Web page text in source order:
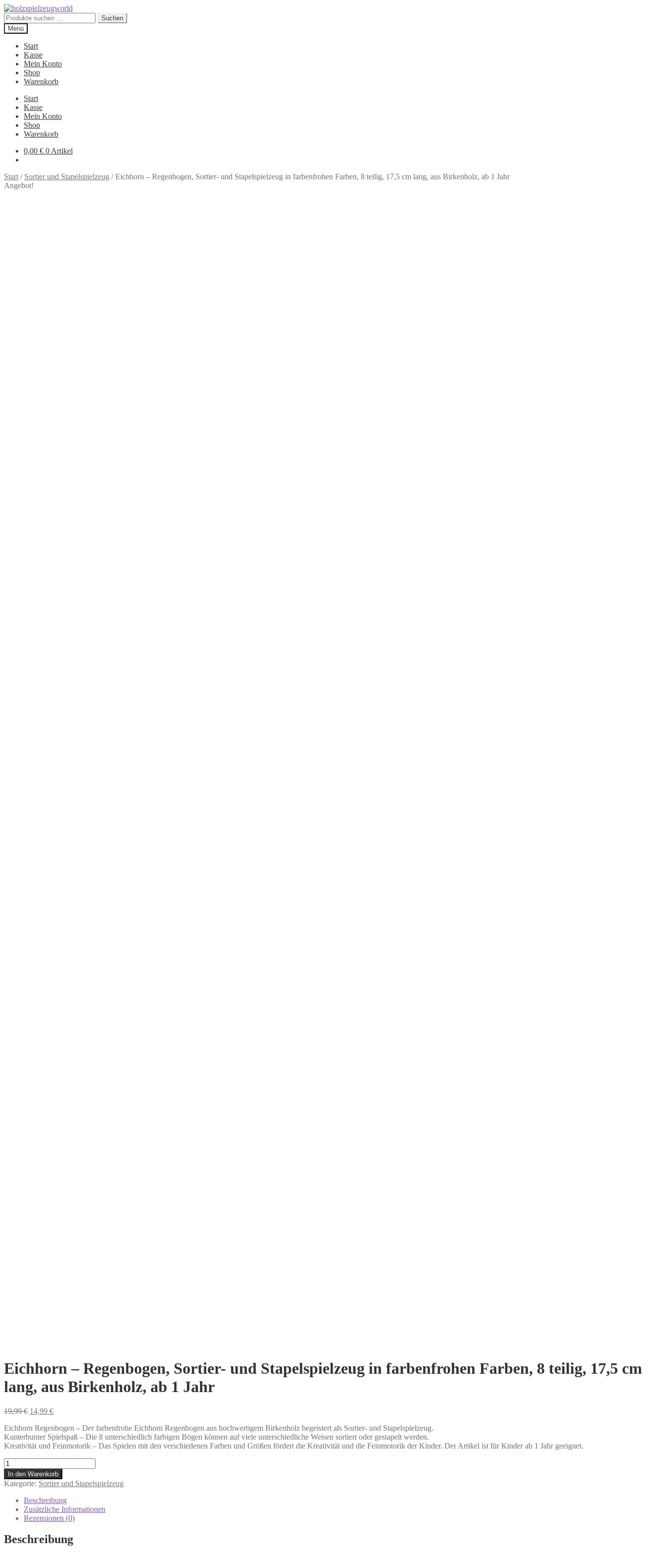
Zur
Navigation
springen
Zum
Inhalt
springen
Suchen
nach:
Suchen
Menü
Start
Kasse
Mein Konto
Shop
Warenkorb
Start
Kasse
Mein Konto
Shop
Warenkorb
0,00 € 0 Artikel
Start / Sortier und Stapelspielzeug /Eichhorn – Regenbogen, Sortier- und Stapelspielzeug in farbenfrohen Farben, 8 teilig, 17,5 cm lang, aus Birkenholz, ab 1 Jahr
Angebot!
Eichhorn – Regenbogen, Sortier- und Stapelspielzeug in farbenfrohen Farben, 8 teilig, 17,5 cm
lang, aus Birkenholz, ab 1 Jahr
19,99€ Ursprünglicher
war:
19,99 €
14,99 €Aktueller
ist:
14,99 €.
Eichhorn Regenbogen – Der farbenfrohe Eichhorn Regenbogen aus hochwertigem Birkenholz begeistert als Sortier- und Stapelspielzeug.
Kunterbunter Spielspaß – Die 8 unterschiedlich farbigen Bögen können auf viele unterschiedliche Weisen sortiert oder gestapelt werden.
Kreativität und Feinmotorik – Das Spielen mit den verschiedenen Farben und Größen fördert die Kreativität und die Feinmotorik der Kinder. Der Artikel ist für Kinder ab 1 Jahr geeignet.
Eichhorn
-
Regenbogen,
Sortier-
Stapelspielzeug
farbenfrohen
Farben,
8
In den Warenkorb
Kategorie: Sortier und Stapelspielzeug
Beschreibung
Zusätzliche Informationen
Rezensionen (0)
Beschreibung